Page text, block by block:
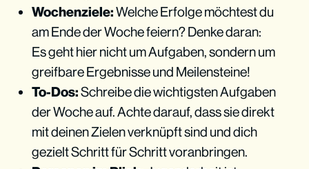
Wochenziele:Welche Erfolge möchtest du
am Ende der Woche feiern? Denke daran:
Es geht hier nicht um Aufgaben, sondern um
greifbare Ergebnisse und Meilensteine!
To-Dos:Schreibe die wichtigsten Aufgaben
der Woche auf. Achte darauf, dass sie direkt
mit deinen Zielen verknüpft sind und dich
gezielt Schritt für Schritt voranbringen.